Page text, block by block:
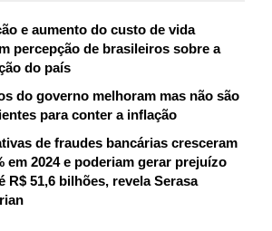
e aumento do custo de vida
percepção de brasileiros sobre a
do país
do governo melhoram mas não são
para conter a inflação
de fraudes bancárias cresceram
em 2024 e poderiam gerar prejuízo
R$ 51,6 bilhões, revela Serasa